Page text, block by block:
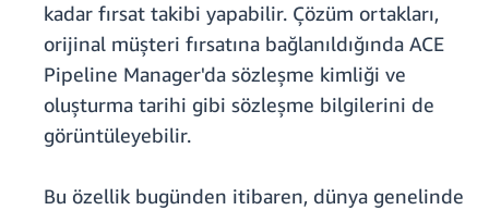
kadar fırsat takibi yapabilir. Çözüm ortakları,
orijinal müşteri fırsatına bağlanıldığında ACE
Pipeline Manager'da sözleşme kimliği ve
oluşturma tarihi gibi sözleşme bilgilerini de
görüntüleyebilir.
Bu özellik bugünden itibaren, dünya genelinde